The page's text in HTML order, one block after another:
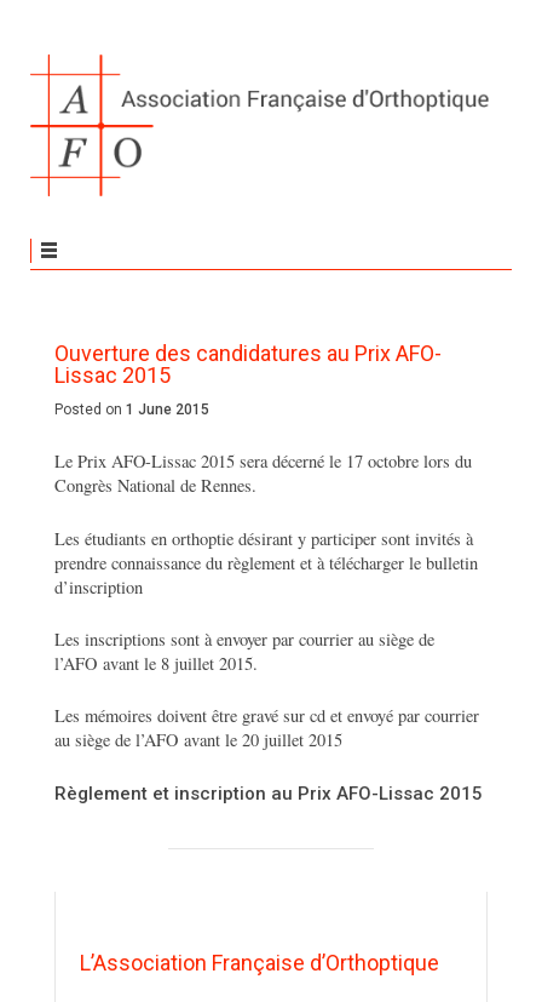
Ouverture des candidatures au Prix AFO-
Lissac 2015
Posted on 1 June 2015
Le Prix AFO-Lissac 2015 sera décerné le 17 octobre lors du
Congrès National de Rennes.
Les étudiants en orthoptie désirant y participer sont invités à
prendre connaissance du règlement et à télécharger le bulletin
d’inscription
Les inscriptions sont à envoyer par courrier au siège de
l’AFO avant le 8 juillet 2015.
Les mémoires doivent être gravé sur cd et envoyé par courrier
au siège de l’AFO avant le 20 juillet 2015
Règlement et inscription au Prix AFO-Lissac 2015
L’Association Française d’Orthoptique